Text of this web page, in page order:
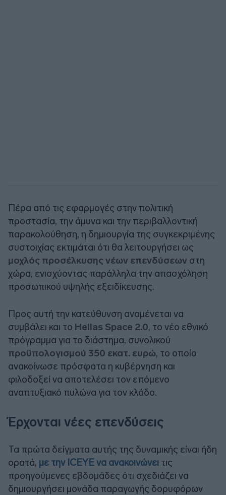
Πέρα από τις εφαρμογές στην πολιτική
προστασία, την άμυνα και την περιβαλλοντική
παρακολούθηση, η δημιουργία της συγκεκριμένης
συστοιχίας εκτιμάται ότι θα λειτουργήσει ως
μοχλός προσέλκυσης νέων επενδύσεων στη
χώρα, ενισχύοντας παράλληλα την απασχόληση
προσωπικού υψηλής εξειδίκευσης.
Προς αυτή την κατεύθυνση αναμένεται να
συμβάλει και το Hellas Space 2.0, το νέο εθνικό
πρόγραμμα για το διάστημα, συνολικού
προϋπολογισμού 350 εκατ. ευρώ, το οποίο
ανακοίνωσε πρόσφατα η κυβέρνηση και
φιλοδοξεί να αποτελέσει τον επόμενο
αναπτυξιακό πυλώνα για τον κλάδο.
Έρχονται νέες επενδύσεις
Τα πρώτα δείγματα αυτής της δυναμικής είναι ήδη
ορατά, με την ICEYE να ανακοινώνει τις
προηγούμενες εβδομάδες ότι σχεδιάζει να
δημιουργήσει μονάδα παραγωγής δορυφόρων